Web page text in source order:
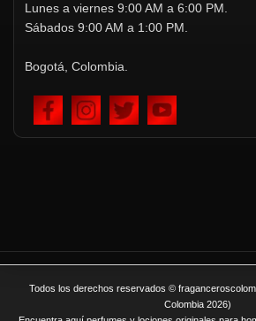
Lunes a viernes 9:00 AM a 6:00 PM.
Sábados 9:00 AM a 1:00 PM.
Bogotá, Colombia.
Todos los derechos reservados ©
Colombia 2026)